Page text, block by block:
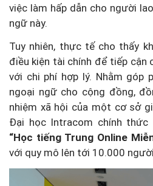
việc làm hấp dẫn cho người
ngữ này.
Tuy nhiên, thực tế cho thấy
điều kiện tài chính để tiếp cận
với chi phí hợp lý. Nhằm góp
ngoại ngữ cho cộng đồng,
nhiệm xã hội của một cơ sở
Đại học Intracom chính thức
“Học tiếng Trung Online
với quy mô lên tới 10.000